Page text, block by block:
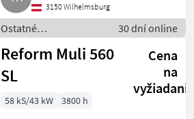
3150 Wilhelmsburg
Ostatné
poľnohospodárske
silové stroje /
Transporter a
motorové auto
30 dní online
Reform Muli 560
SL
Cena
na
58 kS/43 kW 3800 h